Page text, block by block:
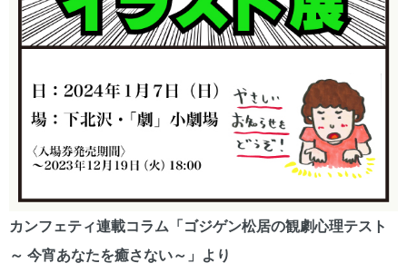
カンフェティ連載コラム「ゴジゲン松居の観劇心理テスト
～ 今宵あなたを癒さない～」より